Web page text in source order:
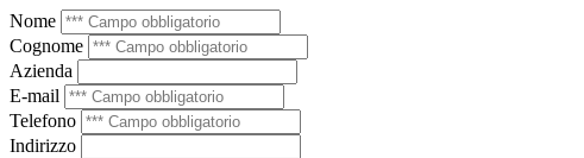
Nome
Cognome
Azienda
E-mail
Telefono
Indirizzo